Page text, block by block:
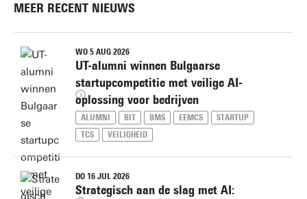
MEER RECENT NIEUWS
WO 5 AUG 2026
UT-alumni winnen Bulgaarse
startupcompetitie met veilige AI-
oplossing voor bedrijven
ALUMNI BIT BMS EEMCS
STARTUP
TCS
VEILIGHEID
DO 16 JUL 2026
Strategisch aan de slag met AI: